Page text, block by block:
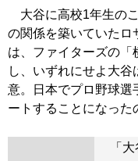
大谷に高校1年生の
の関係を築いていたロ
は、ファイターズの「
し、いずれにせよ大
意。日本でプロ野球選
ートすることになった
「